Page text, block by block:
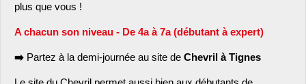
plus que vous !
A chacun son niveau - De 4a à 7a (débutant à expert)
➡️ Partez à la demi-journée au site de Chevril à Tignes